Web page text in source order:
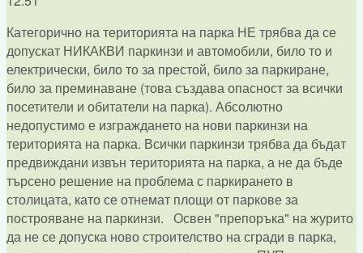
Категорично на територията на парка НЕ трябва да се
допускат НИКАКВИ паркинзи и автомобили, било то и
електрически, било то за престой, било за паркиране,
било за преминаване (това създава опасност за всички
посетители и обитатели на парка). Абсолютно
недопустимо е изграждането на нови паркинзи на
територията на парка. Всички паркинзи трябва да бъдат
предвиждани извън територията на парка, а не да бъде
търсено решение на проблема с паркирането в
столицата, като се отнемат площи от паркове за
построяване на паркинзи. Освен "препоръка" на журито
да не се допуска ново строителство на сгради в парка,